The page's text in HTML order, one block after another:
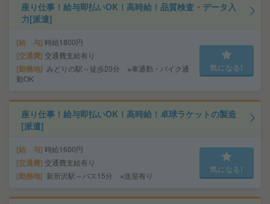
座り仕事！給与即払いOK！高時給！品質検査・データ入
力[派遣]
給 与 時給1800円
交通費 交通費支給有り
勤務地 みどりの駅～徒歩20分 ※車通勤・バイク通
勤OK
気になる!
座り仕事！給与即払いOK！高時給！卓球ラケットの製造
[派遣]
給 与 時給1600円
交通費 交通費支給有り
勤務地 新所沢駅～バス15分 ※送迎有り
気になる!